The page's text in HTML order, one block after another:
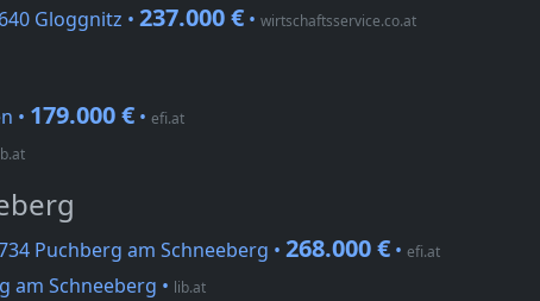
Gloggnitz • 237.000 € • wirtschaftsservice.co.at
• 179.000 € • efi.at
Puchberg am Schneeberg • 268.000 € • efi.at
am Schneeberg • lib.at